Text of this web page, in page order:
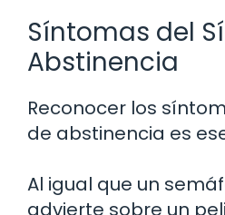
Síntomas del
Abstinencia
Reconocer los
de abstinencia es
Al igual que un
advierte sobre un